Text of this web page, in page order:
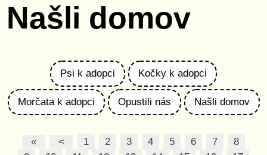
Našli domov
Psi k adopci Kočky k adopci
Morčata k adopci Opustili nás Našli domov
« < 1 2 3 4 5 6 7
8